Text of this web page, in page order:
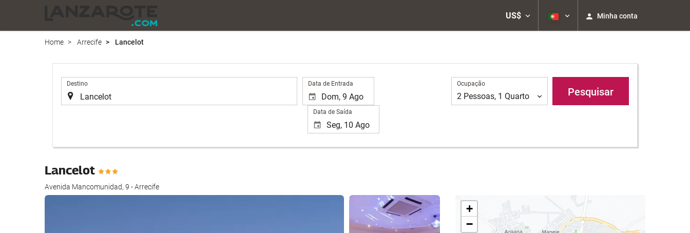
US$ Minha conta
Home Arrecife Lancelot
Destino Data de Entrada
Data de Saída
Ocupação
Ocupação
2 Pessoas, 1 Quarto Pesquisar
Lancelot
Avenida Mancomunidad, 9 - Arrecife
Ver 15 fotos
+
−